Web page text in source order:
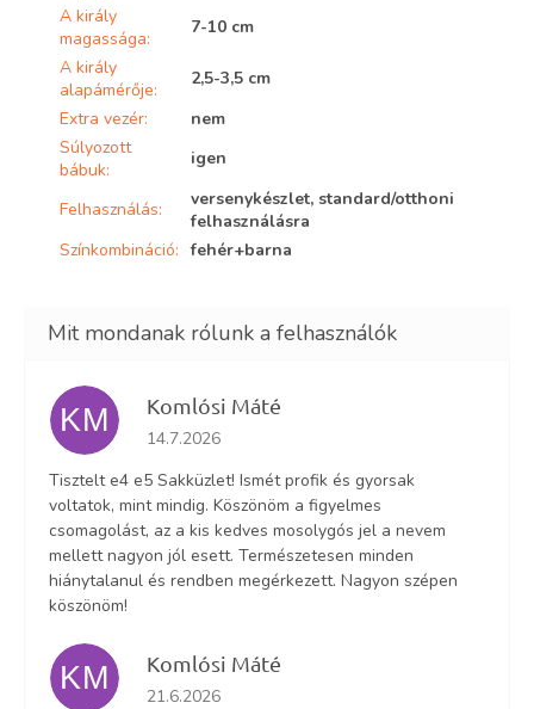
A király
magassága:
7-10 cm
A király
alapámérője:
2,5-3,5 cm
Extra vezér:
nem
Súlyozott
bábuk:
igen
Felhasználás:
versenykészlet, standard/otthoni
felhasználásra
Színkombináció: fehér+barna
KM Komlósi Máté
Az áruház értékelése 5-ből 5 csillag.
14.7.2026
Tisztelt e4 e5 Sakküzlet! Ismét profik és gyorsak
voltatok, mint mindig. Köszönöm a figyelmes
csomagolást, az a kis kedves mosolygós jel a nevem
mellett nagyon jól esett. Természetesen minden
hiánytalanul és rendben megérkezett. Nagyon szépen
köszönöm!
KM Komlósi Máté
Az áruház értékelése 5-ből 5 csillag.
21.6.2026